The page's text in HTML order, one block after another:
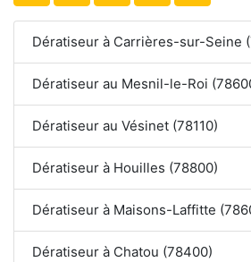
Dératiseur à Carrières-sur-Seine
Dératiseur au Mesnil-le-Roi
Dératiseur au Vésinet (78110)
Dératiseur à Houilles (78800)
Dératiseur à Maisons-Laffitte
Dératiseur à Chatou (78400)